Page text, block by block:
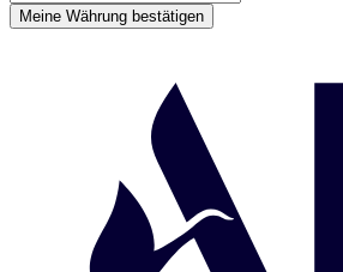
Meine Währung bestätigen